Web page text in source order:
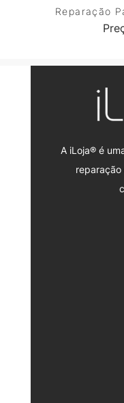
Reparação
A iLoja® é